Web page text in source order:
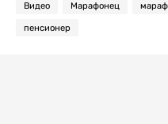
Видео Марафонец
пенсионер